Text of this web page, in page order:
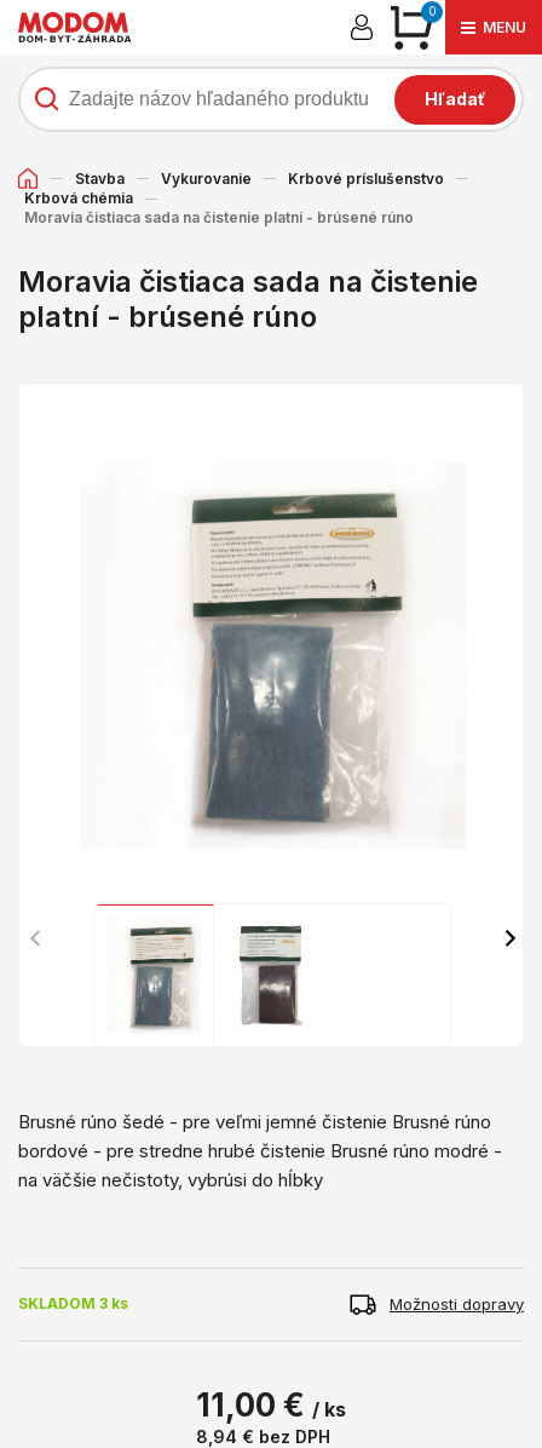
0
MENU
Hľadať
Stavba Vykurovanie
Krbové príslušenstvo
Krbová chémia
Moravia čistiaca sada na čistenie platní - brúsené rúno
Moravia čistiaca sada na čistenie
platní - brúsené rúno
Brusné rúno šedé - pre veľmi jemné čistenie Brusné rúno
bordové - pre stredne hrubé čistenie Brusné rúno modré -
na väčšie nečistoty, vybrúsi do hĺbky
SKLADOM 3 ks Možnosti dopravy
11,00 € / ks
8,94 € bez DPH